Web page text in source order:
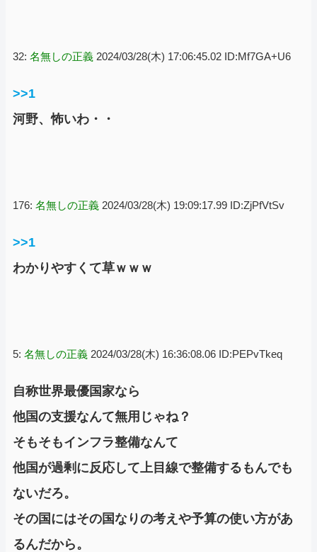
32: 名無しの正義 2024/03/28(木) 17:06:45.02 ID:Mf7GA+U6
>>1
河野、怖いわ・・
176: 名無しの正義 2024/03/28(木) 19:09:17.99 ID:ZjPfVtSv
>>1
わかりやすくて草ｗｗｗ
5: 名無しの正義 2024/03/28(木) 16:36:08.06 ID:PEPvTkeq
自称世界最優国家なら
他国の支援なんて無用じゃね？
そもそもインフラ整備なんて
他国が過剰に反応して上目線で整備するもんでも
ないだろ。
その国にはその国なりの考えや予算の使い方があ
るんだから。